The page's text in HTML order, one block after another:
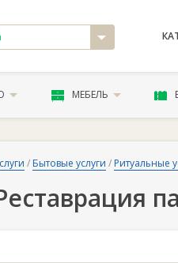
МЕБЕЛЬ
/ Бытовые услуги / Ритуальные